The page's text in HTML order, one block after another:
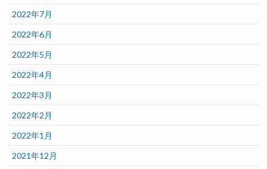
2022年7月
2022年6月
2022年5月
2022年4月
2022年3月
2022年2月
2022年1月
2021年12月